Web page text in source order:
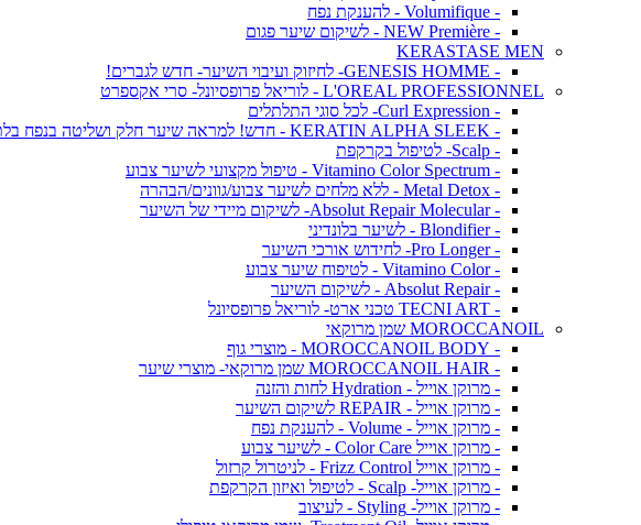
- Volumifique - להענקת נפח
- NEW Première - לשיקום שיער פגום
KERASTASE MEN
- GENESIS HOMME- לחיזוק ועיבוי השיער- חדש לגברים!
L'OREAL PROFESSIONNEL - לוריאל פרופסיונל- סרי אקספרט
- Curl Expression- לכל סוגי התלתלים
- KERATIN ALPHA SLEEK - חדש! למראה שיער חלק ושליטה בנפח בלתי רצוי
- Scalp- לטיפול בקרקפת
- Vitamino Color Spectrum - טיפול מקצועי לשיער צבוע
- Metal Detox - ללא מלחים לשיער צבוע/גוונים/הבהרה
- Absolut Repair Molecular- לשיקום מיידי של השיער
- Blondifier - לשיער בלונדיני
- Pro Longer- לחידוש אורכי השיער
- Vitamino Color - לטיפוח שיער צבוע
- Absolut Repair - לשיקום השיער
- TECNI ART טכני ארט- לוריאל פרופסיונל
MOROCCANOIL שמן מרוקאי
- MOROCCANOIL BODY - מוצרי גוף
- MOROCCANOIL HAIR שמן מרוקאי- מוצרי שיער
- מרוקן אוייל - Hydration לחות והזנה
- מרוקן אוייל - REPAIR לשיקום השיער
- מרוקן אוייל - Volume - להענקת נפח
- מרוקן אוייל Color Care - לשיער צבוע
- מרוקן אוייל Frizz Control - לניטרול קרזול
- מרוקן אוייל- Scalp - לטיפול ואיזון הקרקפת
- מרוקן אוייל- Styling - לעיצוב